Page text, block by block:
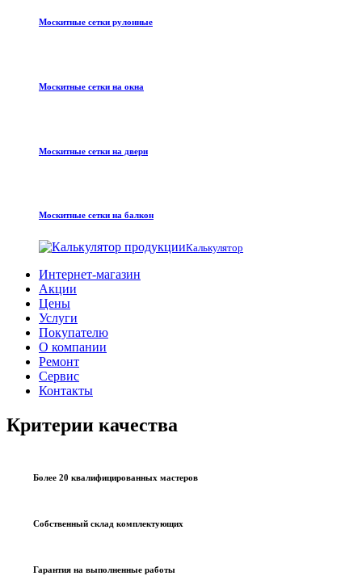
Москитные сетки рулонные
Москитные сетки на окна
Москитные сетки на двери
Москитные сетки на балкон
Калькулятор
Интернет-магазин
Акции
Цены
Услуги
Покупателю
О компании
Ремонт
Сервис
Контакты
Критерии качества
Более 20 квалифицированных мастеров
Собственный склад комплектующих
Гарантия на выполненные работы